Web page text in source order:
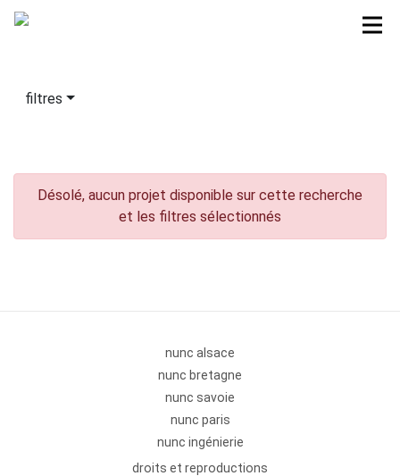
filtres
Désolé, aucun projet disponible sur cette recherche
et les filtres sélectionnés
nunc alsace
nunc bretagne
nunc savoie
nunc paris
nunc ingénierie
droits et reproductions